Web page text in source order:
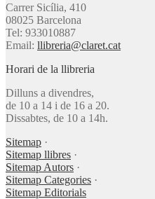
Carrer Sicília, 410
08025 Barcelona
Tel: 933010887
Email: llibreria@claret.cat
Horari de la llibreria
Dilluns a divendres,
de 10 a 14 i de 16 a 20.
Dissabtes, de 10 a 14h.
Sitemap ·
Sitemap llibres ·
Sitemap Autors ·
Sitemap Categories ·
Sitemap Editorials